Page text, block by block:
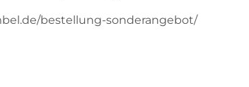
bestellung-sonderangebot/